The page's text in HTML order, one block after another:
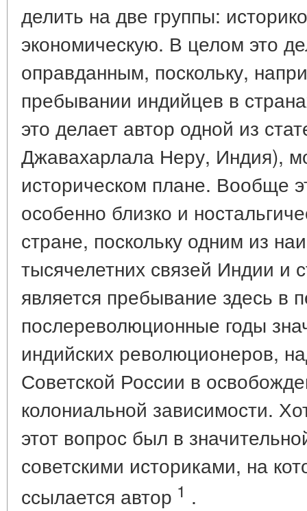
делить на две группы:
экономическую. В целом это
оправданным, поскольку,
пребывании индийцев в
это делает автор одной из
Джавахарлала Неру, Индия),
историческом плане. Вообще
особенно близко и
стране, поскольку одним из
тысячелетних связей Индии и
является пребывание здесь в
послереволюционные годы
индийских революционеров,
Советской России в
колониальной зависимости.
этот вопрос был в
советскими историками, на
ссылается автор 1 .